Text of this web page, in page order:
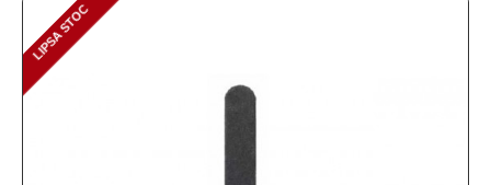
LIPSA STOC
LIPSA STOC